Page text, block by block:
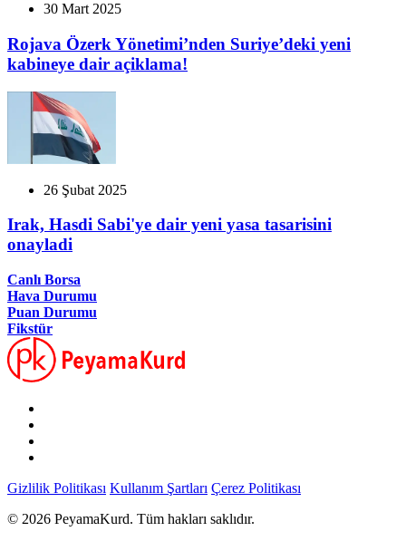
30 Mart 2025
Rojava Özerk Yönetimi’nden Suriye’deki yeni
kabineye dair açiklama!
26 Şubat 2025
Irak, Hasdi Sabi'ye dair yeni yasa tasarisini
onayladi
Canlı Borsa
Hava Durumu
Puan Durumu
Fikstür
Gizlilik Politikası Kullanım Şartları Çerez Politikası
© 2026 PeyamaKurd. Tüm hakları saklıdır.